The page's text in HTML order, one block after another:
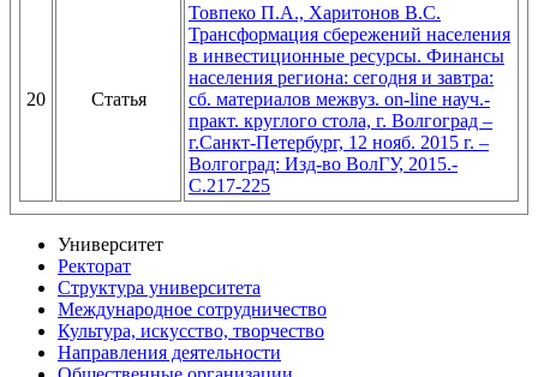
20 Статья
Товпеко П.А., Харитонов В.С.
Трансформация сбережений населения
в инвестиционные ресурсы. Финансы
населения региона: сегодня и завтра:
сб. материалов межвуз. on-line науч.-
практ. круглого стола, г. Волгоград –
г.Санкт-Петербург, 12 нояб. 2015 г. –
Волгоград: Изд-во ВолГУ, 2015.-
С.217-225
Университет
Ректорат
Структура университета
Международное сотрудничество
Культура, искусство, творчество
Направления деятельности